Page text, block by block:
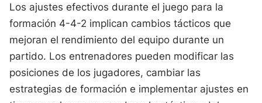
Los ajustes efectivos durante el juego para la
formación 4-4-2 implican cambios tácticos que
mejoran el rendimiento del equipo durante un
partido. Los entrenadores pueden modificar las
posiciones de los jugadores, cambiar las
estrategias de formación e implementar ajustes en